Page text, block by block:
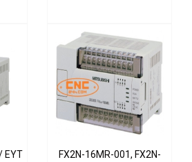
EYT
FX2N-16MR-001, FX2N-